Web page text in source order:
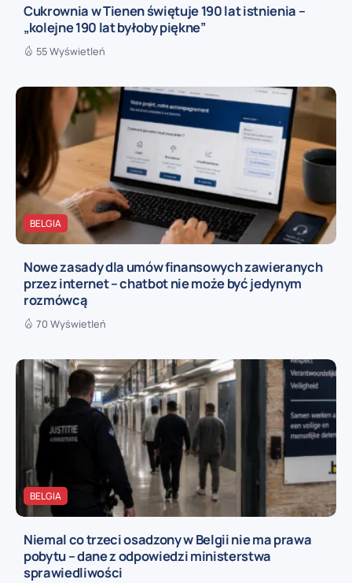
Cukrownia w Tienen świętuje 190 lat istnienia –
„kolejne 190 lat byłoby piękne”
55 Wyświetleń
BELGIA
Nowe zasady dla umów finansowych zawieranych
przez internet – chatbot nie może być jedynym
rozmówcą
70 Wyświetleń
BELGIA
Niemal co trzeci osadzony w Belgii nie ma prawa
pobytu – dane z odpowiedzi ministerstwa
sprawiedliwości